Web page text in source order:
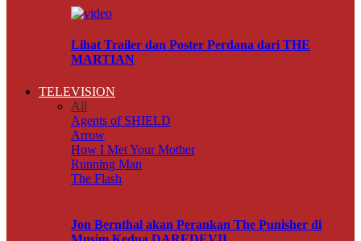
Lihat Trailer dan Poster Perdana dari THE
MARTIAN
TELEVISION
All
Agents of SHIELD
Arrow
How I Met Your Mother
Running Man
The Flash
Jon Bernthal akan Perankan The Punisher di